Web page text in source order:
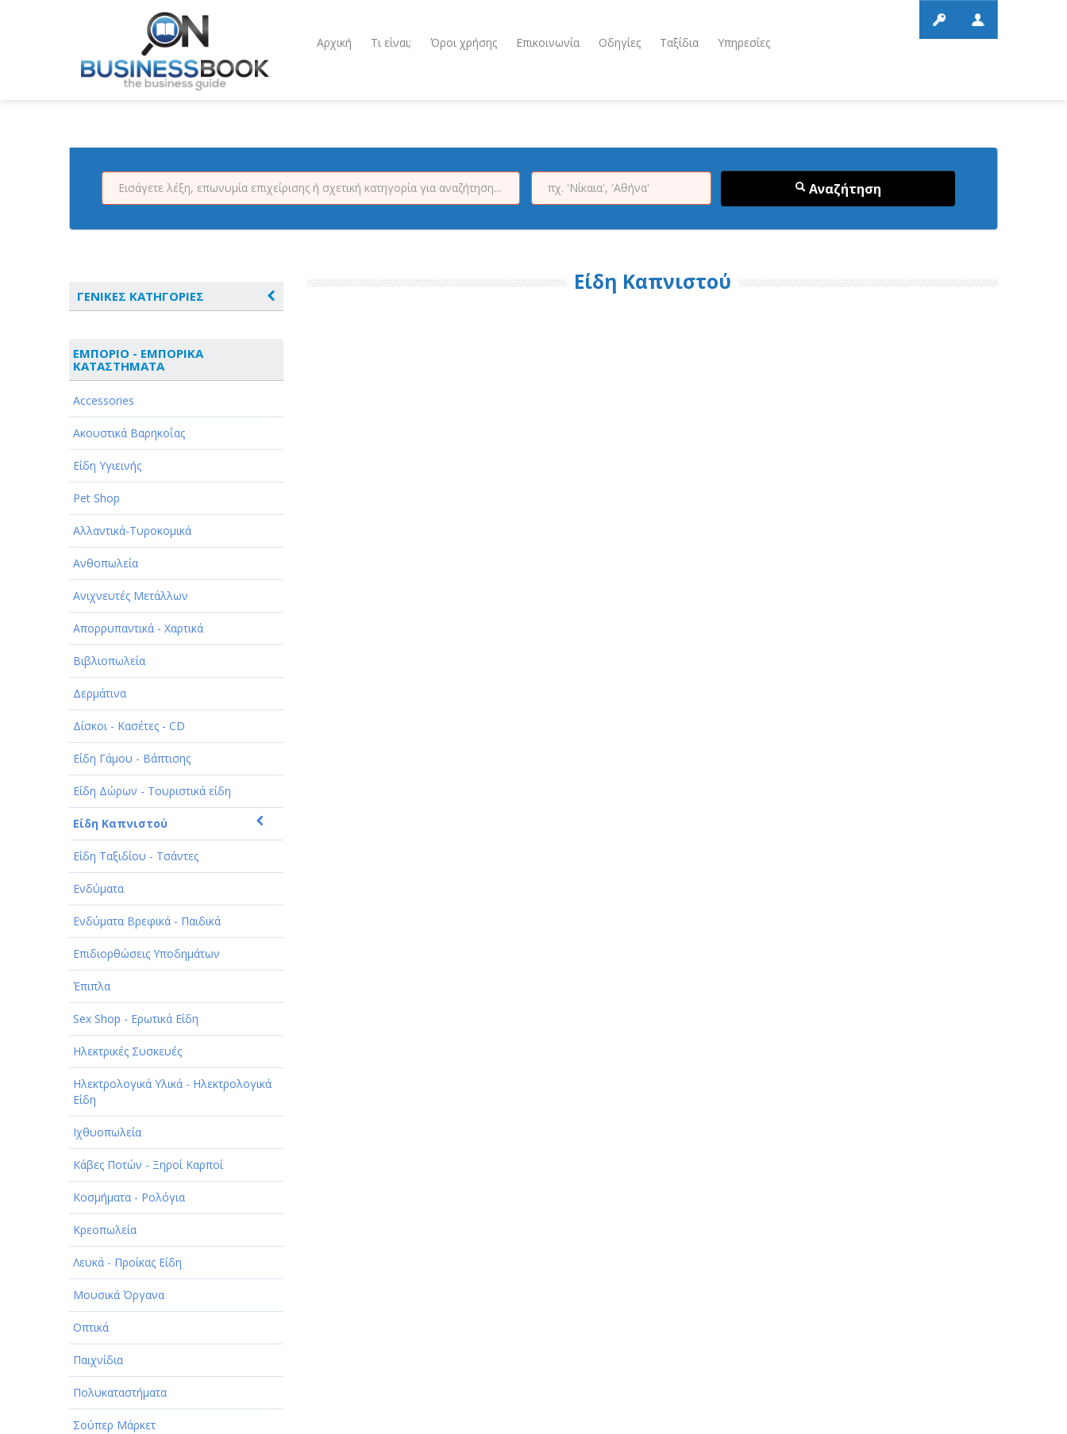
Αρχική Τι είναι; Όροι χρήσης Επικοινωνία Οδηγίες Ταξίδια Υπηρεσίες
Αναζήτηση
ΓΕΝΙΚΕΣ ΚΑΤΗΓΟΡΙΕΣ
ΑΘΛΗΤΙΣΜΟΣ
ΑΥΤΟΚΙΝΗΤΑ - ΜΗΧΑΝΕΣ - ΣΚΑΦΗ
ΔΙΑΣΚΕΔΑΣΗ - ΨΥΧΑΓΩΓΙΑ - ΤΕΧΝΕΣ
ΔΙΑΦΗΜΙΣΗ - ΜΜΕ
ΕΚΚΛΗΣΙΕΣ - ΦΙΛΑΝΘΡΩΠΙΚΑ
ΣΩΜΑΤΕΙΑ
ΕΚΠΑΙΔΕΥΣΗ - ΣΧΟΛΕΣ
ΕΜΠΟΡΙΟ - ΕΜΠΟΡΙΚΑ
ΚΑΤΑΣΤΗΜΑΤΑ
ΕΡΓΟΣΤΑΣΙΑ - ΒΙΟΜΗΧΑΝΙΕΣ
ΞΕΝΟΔΟΧΕΙΑ - ΤΟΥΡΙΣΜΟΣ
ΟΜΟΡΦΙΑ
ΠΑΡΟΧΗ ΥΠΗΡΕΣΙΩΝ
ΤΕΧΝΙΚΑ - ΚΑΤΑΣΚΕΥΑΣΤΙΚΑ
ΤΕΧΝΟΛΟΓΙΑ
ΥΓΕΙΑ - ΙΑΤΡΟΙ
ΦΑΓΗΤΟ
ΕΜΠΟΡΙΟ - ΕΜΠΟΡΙΚΑ
ΚΑΤΑΣΤΗΜΑΤΑ
Accessories
Ακουστικά Βαρηκοΐας
Είδη Υγιεινής
Pet Shop
Αλλαντικά-Τυροκομικά
Ανθοπωλεία
Ανιχνευτές Μετάλλων
Απορρυπαντικά - Χαρτικά
Βιβλιοπωλεία
Δερμάτινα
Δίσκοι - Κασέτες - CD
Είδη Γάμου - Βάπτισης
Είδη Δώρων - Τουριστικά είδη
Είδη Καπνιστού
Είδη Ταξιδίου - Τσάντες
Ενδύματα
Ενδύματα Βρεφικά - Παιδικά
Επιδιορθώσεις Υποδημάτων
Έπιπλα
Sex Shop - Ερωτικά Είδη
Ηλεκτρικές Συσκευές
Ηλεκτρολογικά Υλικά - Ηλεκτρολογικά
Είδη
Ιχθυοπωλεία
Κάβες Ποτών - Ξηροί Καρποί
Κοσμήματα - Ρολόγια
Κρεοπωλεία
Λευκά - Προίκας Είδη
Μουσικά Όργανα
Οπτικά
Παιχνίδια
Πολυκαταστήματα
Σούπερ Μάρκετ
Είδη Καπνιστού